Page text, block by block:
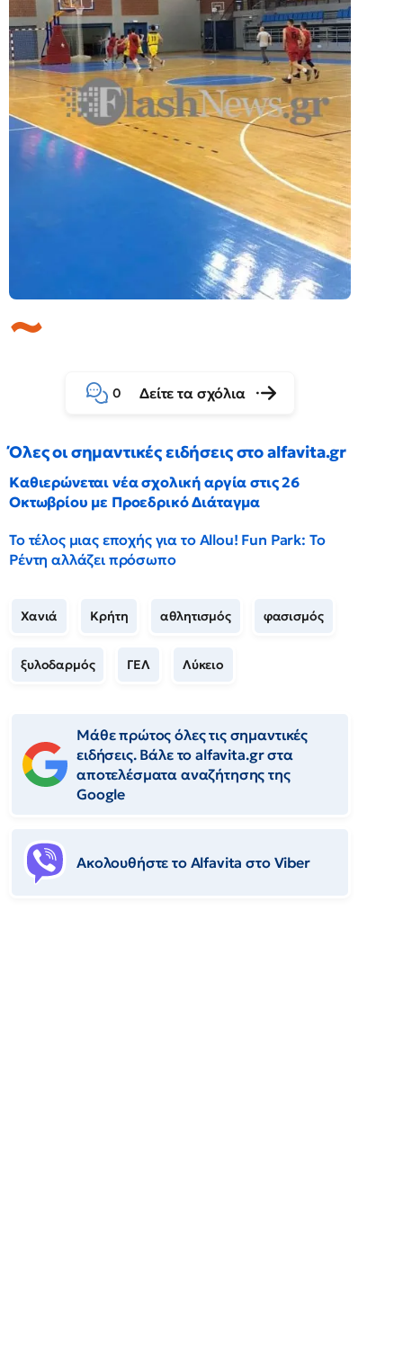
0 Δείτε τα σχόλια
Όλες οι σημαντικές ειδήσεις στο alfavita.gr
Καθιερώνεται νέα σχολική αργία στις 26
Οκτωβρίου με Προεδρικό Διάταγμα
Το τέλος μιας εποχής για το Allou! Fun Park: Το
Ρέντη αλλάζει πρόσωπο
Χανιά Κρήτη αθλητισμός φασισμός
ξυλοδαρμός ΓΕΛ Λύκειο
Μάθε πρώτος όλες τις σημαντικές
ειδήσεις. Βάλε το alfavita.gr στα
αποτελέσματα αναζήτησης της
Google
Ακολουθήστε το Αlfavita στο Viber